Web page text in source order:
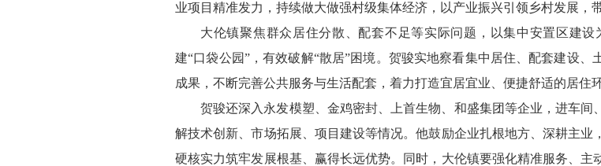
业项目精准发力，持续做大做强村级集体经济，以产业振兴引领乡村发展，
大伦镇聚焦群众居住分散、配套不足等实际问题，以集中安置区建
建“口袋公园”，有效破解“散居”困境。贺骏实地察看集中居住、配套建设
成果，不断完善公共服务与生活配套，着力打造宜居宜业、便捷舒适的居住
贺骏还深入永发模塑、金鸡密封、上首生物、和盛集团等企业，进车
解技术创新、市场拓展、项目建设等情况。他鼓励企业扎根地方、深耕主
硬核实力筑牢发展根基、赢得长远优势。同时，大伦镇要强化精准服务、